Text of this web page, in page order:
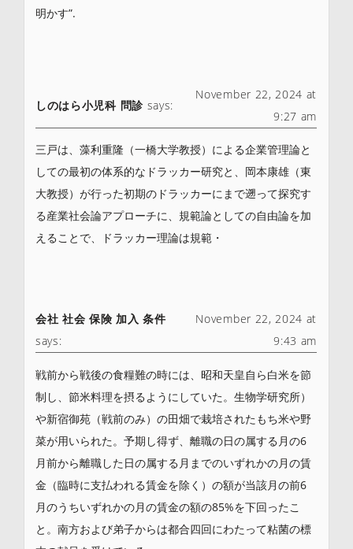
明かす”.
しのはら小児科 問診 says:
November 22, 2024 at
9:27 am
三戸は、藻利重隆（一橋大学教授）による企業管理論と
しての最初の体系的なドラッカー研究と、岡本康雄（東
大教授）が行った初期のドラッカーにまで遡って探究す
る産業社会論アプローチに、規範論としての自由論を加
えることで、ドラッカー理論は規範・
会社 社会 保険 加入 条件
says:
November 22, 2024 at
9:43 am
戦前から戦後の食糧難の時には、昭和天皇自ら白米を節
制し、節米料理を摂るようにしていた。生物学研究所）
や新宿御苑（戦前のみ）の田畑で栽培されたもち米や野
菜が用いられた。予期し得ず、離職の日の属する月の6
月前から離職した日の属する月までのいずれかの月の賃
金（臨時に支払われる賃金を除く）の額が当該月の前6
月のうちいずれかの月の賃金の額の85%を下回ったこ
と。南方および弟子からは都合四回にわたって粘菌の標